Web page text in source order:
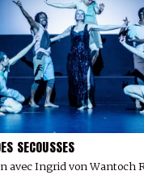
SECOUSSES
avec Ingrid von Wantoch